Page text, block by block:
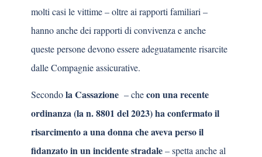
molti casi le vittime – oltre ai rapporti familiari –
hanno anche dei rapporti di convivenza e anche
queste persone devono essere adeguatamente risarcite
dalle Compagnie assicurative.
Secondola Cassazione– checon una recente
ordinanza (la n. 8801 del 2023) ha confermato il
risarcimento a una donna che aveva perso il
fidanzato in un incidente stradale– spetta anche al